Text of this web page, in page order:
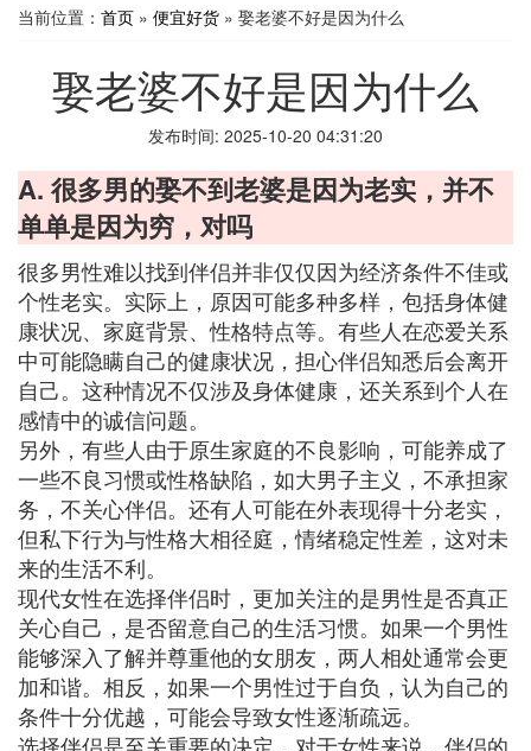
当前位置： 首页 » 便宜好货 » 娶老婆不好是因为什么
娶老婆不好是因为什么
发布时间: 2025-10-20 04:31:20
A. 很多男的娶不到老婆是因为老实，并不
单单是因为穷，对吗
很多男性难以找到伴侣并非仅仅因为经济条件不佳或
个性老实。实际上，原因可能多种多样，包括身体健
康状况、家庭背景、性格特点等。有些人在恋爱关系
中可能隐瞒自己的健康状况，担心伴侣知悉后会离开
自己。这种情况不仅涉及身体健康，还关系到个人在
感情中的诚信问题。
另外，有些人由于原生家庭的不良影响，可能养成了
一些不良习惯或性格缺陷，如大男子主义，不承担家
务，不关心伴侣。还有人可能在外表现得十分老实，
但私下行为与性格大相径庭，情绪稳定性差，这对未
来的生活不利。
现代女性在选择伴侣时，更加关注的是男性是否真正
关心自己，是否留意自己的生活习惯。如果一个男性
能够深入了解并尊重他的女朋友，两人相处通常会更
加和谐。相反，如果一个男性过于自负，认为自己的
条件十分优越，可能会导致女性逐渐疏远。